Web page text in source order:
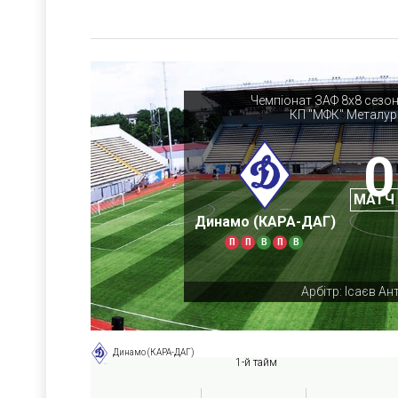
Чемпіонат ЗАФ 8х8
КП "МФК"
Динамо (КАРА-ДАГ)
П П В П В
0
МАТЧ
Арбітр: Ісаєв
Динамо (КАРА-ДАГ)
1-й тайм